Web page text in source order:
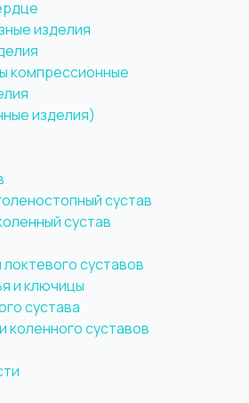
изделия
компрессионные
изделия)
сустав
сустав
суставов
и ключицы
сустава
коленного суставов